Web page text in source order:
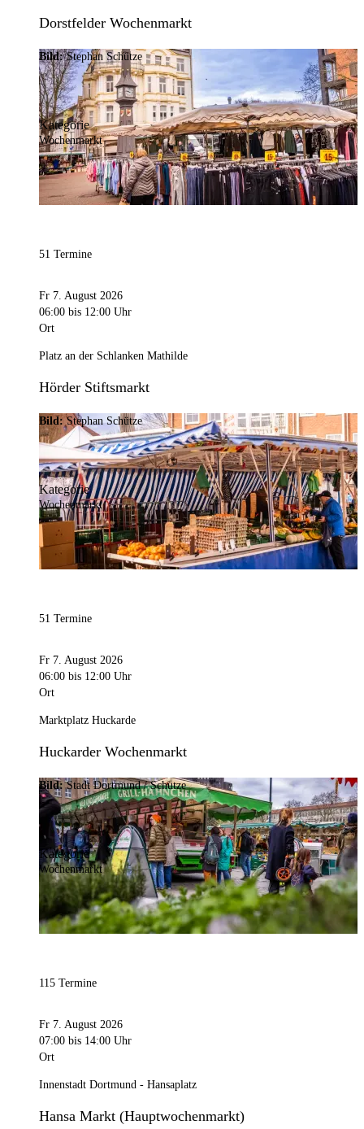
Dorstfelder Wochenmarkt
Bild:Stephan Schütze
Kategorie
Wochenmarkt
51 Termine
Fr 7. August 2026
06:00 bis 12:00 Uhr
Ort
Platz an der Schlanken Mathilde
Hörder Stiftsmarkt
Bild:Stephan Schütze
Kategorie
Wochenmarkt
51 Termine
Fr 7. August 2026
06:00 bis 12:00 Uhr
Ort
Marktplatz Huckarde
Huckarder Wochenmarkt
Bild:Stadt Dortmund / Schütze
Kategorie
Wochenmarkt
115 Termine
Fr 7. August 2026
07:00 bis 14:00 Uhr
Ort
Innenstadt Dortmund - Hansaplatz
Hansa Markt (Hauptwochenmarkt)